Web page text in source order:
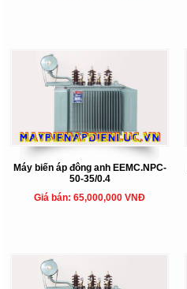
Máy biến áp đông anh EEMC.NPC-
50-35/0.4
Giá bán: 65,000,000 VNĐ